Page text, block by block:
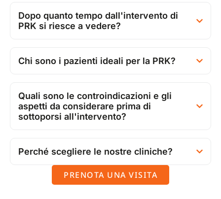
Dopo quanto tempo dall'intervento di
PRK si riesce a vedere?
Chi sono i pazienti ideali per la PRK?
Quali sono le controindicazioni e gli
aspetti da considerare prima di
sottoporsi all'intervento?
Perché scegliere le nostre cliniche?
PRENOTA UNA VISITA